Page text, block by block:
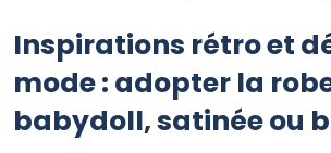
Inspirations rétro et
mode : adopter la
babydoll, satinée ou